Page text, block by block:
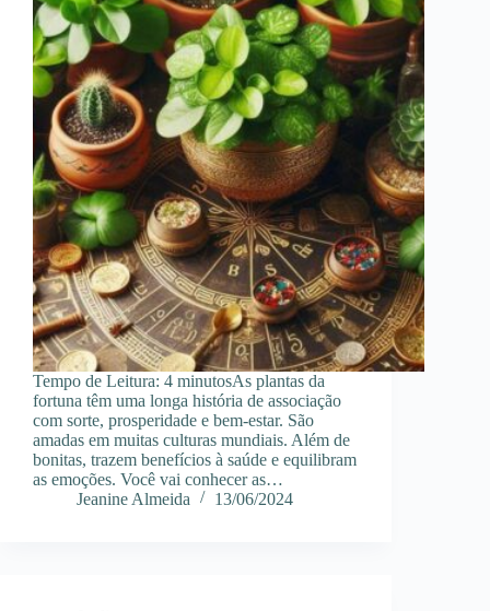
Tempo de Leitura: 4 minutosAs plantas da
fortuna têm uma longa história de associação
com sorte, prosperidade e bem-estar. São
amadas em muitas culturas mundiais. Além de
bonitas, trazem benefícios à saúde e equilibram
as emoções. Você vai conhecer as…
Jeanine Almeida
13/06/2024